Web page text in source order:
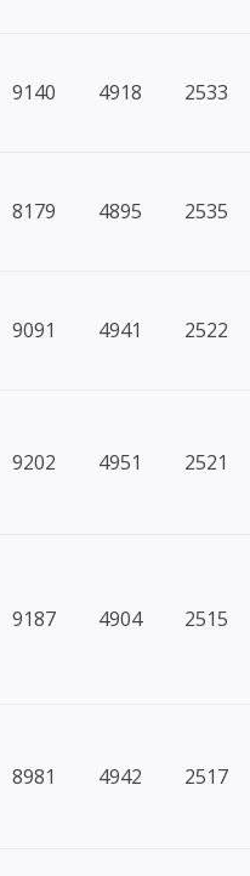
9140 4918 2533
8179 4895 2535
9091 4941 2522
9202 4951 2521
9187 4904 2515
8981 4942 2517